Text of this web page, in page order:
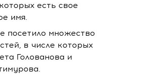
есть свое
имя.
посетило множество
в числе которых
Голованова и